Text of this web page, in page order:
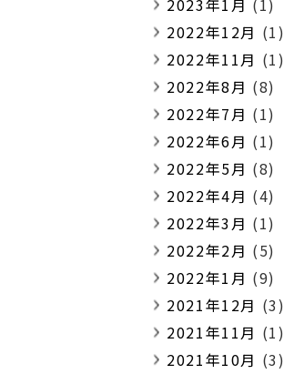
2022年12月 (1)
2022年11月 (1)
2022年8月 (8)
2022年7月 (1)
2022年6月 (1)
2022年5月 (8)
2022年4月 (4)
2022年3月 (1)
2022年2月 (5)
2022年1月 (9)
2021年12月 (3)
2021年11月 (1)
2021年10月 (3)